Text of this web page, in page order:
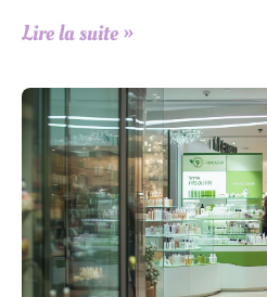
Lire la suite »